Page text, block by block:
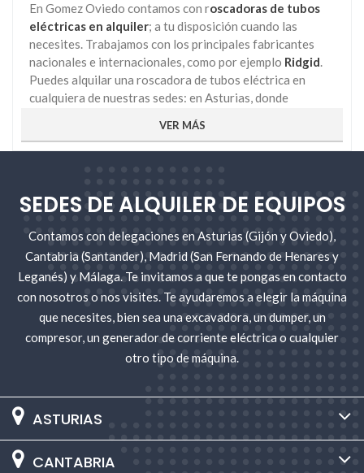
En Gomez Oviedo contamos con roscadoras de tubos
eléctricas en alquiler; a tu disposición cuando las
necesites. Trabajamos con los principales fabricantes
nacionales e internacionales, como por ejemplo Ridgid.
Puedes alquilar una roscadora de tubos eléctrica en
cualquiera de nuestras sedes: en Asturias, donde
a través de nuestra oficina de Santander; en el sur de
Madrid y Toledo desde nuestra sede ubicada en
nuestras sedes o te comuniques con nosotros a través
encontrar en la sección Contacto. Si lo prefieres, también
puedes facilitarnos tu número de teléfono y te
llamaremos gratis. Sólo tienes que pinchar en el botón
“Te llamamos” del menú superior, y uno de nuestros
agentes comerciales se pondrá en contacto contigo lo
antes posible. Te ayudaremos a escoger la roscadora de
tubos que mejor se adapte a tus necesidades
VER MÁS
SEDES DE ALQUILER DE EQUIPOS
Contamos con delegaciones en Asturias (Gijón y Oviedo),
Cantabria (Santander), Madrid (San Fernando de Henares y
Leganés) y Málaga. Te invitamos a que te pongas en contacto
con nosotros o nos visites. Te ayudaremos a elegir la máquina
que necesites, bien sea una excavadora, un dumper, un
compresor, un generador de corriente eléctrica o cualquier
otro tipo de máquina.
ASTURIAS
CANTABRIA